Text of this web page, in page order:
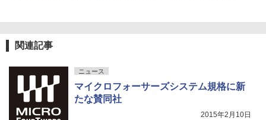
関連記事
ニュース
マイクロフォーサーズシステム規格に新
たな賛同社
2015年2月10日